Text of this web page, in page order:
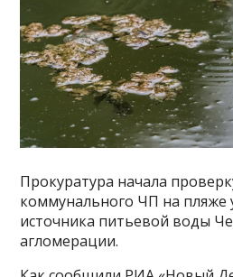
Прокуратура начала
коммунального ЧП на пляже
источника питьевой воды
агломерации.